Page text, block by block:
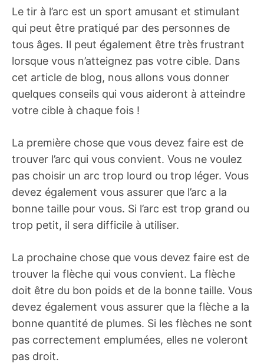
Le tir à l’arc est un sport amusant et stimulant
qui peut être pratiqué par des personnes de
tous âges. Il peut également être très frustrant
lorsque vous n’atteignez pas votre cible. Dans
cet article de blog, nous allons vous donner
quelques conseils qui vous aideront à atteindre
votre cible à chaque fois !
La première chose que vous devez faire est de
trouver l’arc qui vous convient. Vous ne voulez
pas choisir un arc trop lourd ou trop léger. Vous
devez également vous assurer que l’arc a la
bonne taille pour vous. Si l’arc est trop grand ou
trop petit, il sera difficile à utiliser.
La prochaine chose que vous devez faire est de
trouver la flèche qui vous convient. La flèche
doit être du bon poids et de la bonne taille. Vous
devez également vous assurer que la flèche a la
bonne quantité de plumes. Si les flèches ne sont
pas correctement emplumées, elles ne voleront
pas droit.